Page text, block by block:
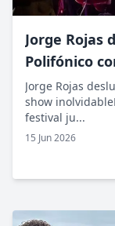
Jorge Rojas
Polifónico
Jorge Rojas
show
festival ju...
15 Jun 2026